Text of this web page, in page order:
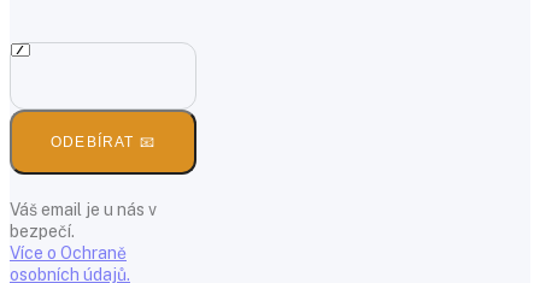
ODEBÍRAT 📧
Váš email je u nás v
bezpečí.
Více o Ochraně
osobních údajů.